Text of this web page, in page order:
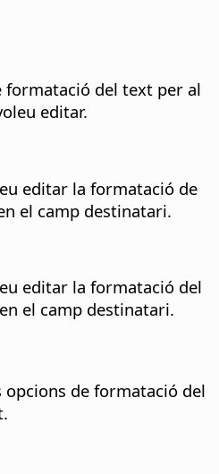
formatació del text per al
editar.
editar la formatació de
el camp destinatari.
editar la formatació del
el camp destinatari.
de formatació del